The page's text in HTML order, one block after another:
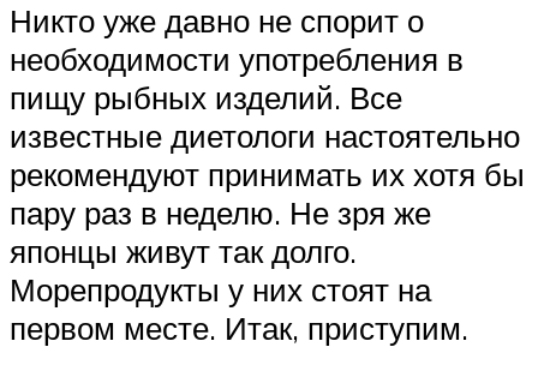
Никто уже давно не спорит о
необходимости употребления в
пищу рыбных изделий. Все
известные диетологи настоятельно
рекомендуют принимать их хотя бы
пару раз в неделю. Не зря же
японцы живут так долго.
Морепродукты у них стоят на
первом месте. Итак, приступим.